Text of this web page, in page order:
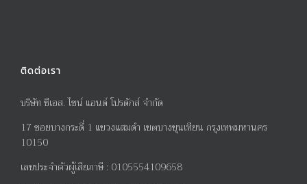
ติดต่อเรา
บริษัท ซีเอส. ไซน์ แอนด์ โปรดักส์ จำกัด
17ซอยบางกระดี่ 1 แขวงแสมดำ เขตบางขุนเทียน กรุงเทพมหานคร
10150
เลขประจำตัวผู้เสียภาษี : 0105554109658